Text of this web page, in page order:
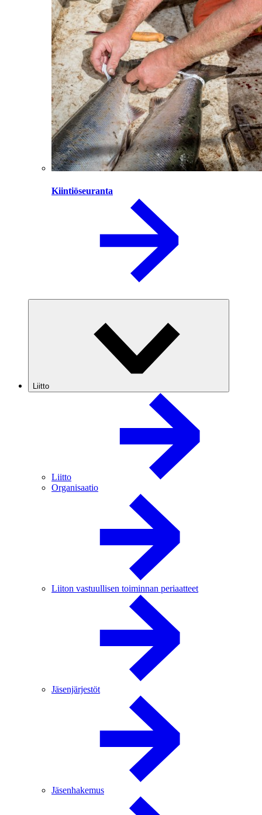
Kiintiöseuranta
Liitto
Liitto
Organisaatio
Liiton vastuullisen toiminnan periaatteet
Jäsenjärjestöt
Jäsenhakemus